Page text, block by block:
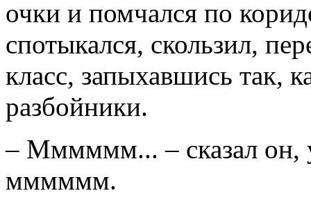
очки и помчался по
спотыкался, скользил,
класс, запыхавшись так,
разбойники.
– Мммммм... – сказал он,
мммммм.